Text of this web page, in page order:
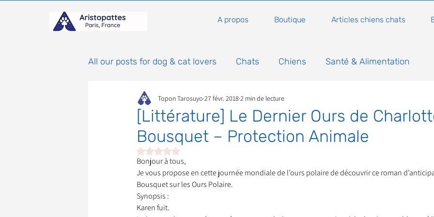
A propos Boutique Articles chiens chats
All our posts for dog & cat lovers Chats Chiens Santé & Alimentation
Comportement & Éducation Conseils, histoires sur les chats
histoires Mammifères Nature Non classé Actualité
Adoptions : Frais et Procédure Animations Annonce Appel aux dons
[Littérature] Le Dernier Ours de
Bousquet – Protection Animale
Topon Tarosuyo 27 févr. 2018 2 min de lecture
Noté NaN étoiles sur 5.
Bonjour à tous,
Je vous propose en cette journée mondiale de l’ours polaire de découvrir ce roman
Bousquet sur les Ours Polaire.
Synopsis :
Karen fuit.